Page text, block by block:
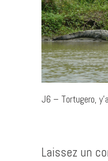
J6 – Tortugero,
Laissez un